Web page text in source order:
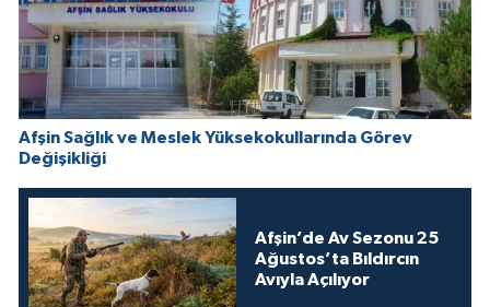
Afşin Sağlık ve Meslek Yüksekokullarında Görev
Değişikliği
Afşin’de Av Sezonu 25
Ağustos’ta Bıldırcın
Avıyla Açılıyor